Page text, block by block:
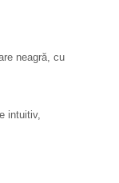
neagră, cu
intuitiv,